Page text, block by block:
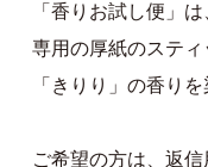
「香りお試し便」は
専用の厚紙のステ
「きりり」の香り
ご希望の方は、返